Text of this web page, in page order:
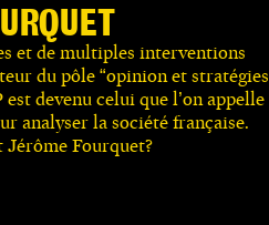
et de multiples interventions
du pôle “opinion et stratégies
est devenu celui que l’on appelle
analyser la société française.
Fourquet?